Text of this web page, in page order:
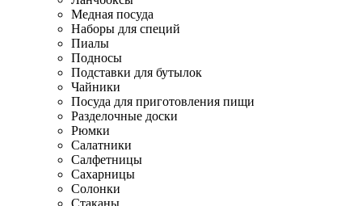
Медная посуда
Наборы для специй
Пиалы
Подносы
Подставки для бутылок
Чайники
Посуда для приготовления пищи
Разделочные доски
Рюмки
Салатники
Салфетницы
Сахарницы
Солонки
Стаканы